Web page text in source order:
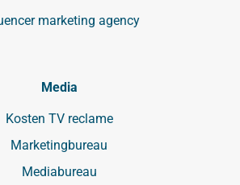
marketing agency
Media
Kosten TV reclame
Marketingbureau
Mediabureau